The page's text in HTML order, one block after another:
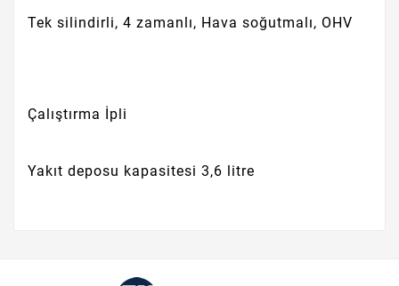
Tek silindirli, 4 zamanlı, Hava soğutmalı, OHV
Çalıştırma İpli
Yakıt deposu kapasitesi 3,6 litre